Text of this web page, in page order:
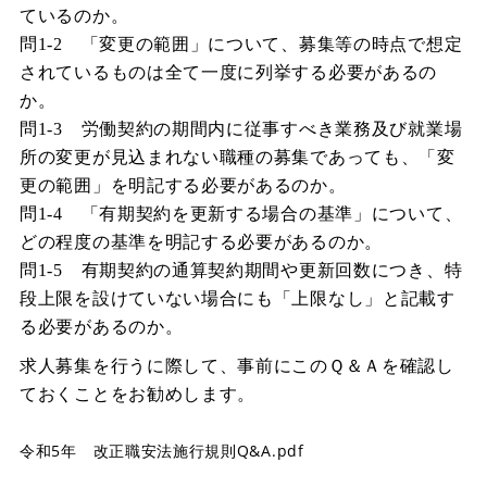
ているのか。
問1-2 「変更の範囲」について、募集等の時点で想定
されているものは全て一度に列挙する必要があるの
か。
問1-3 労働契約の期間内に従事すべき業務及び就業場
所の変更が見込まれない職種の募集であっても、「変
更の範囲」を明記する必要があるのか。
問1-4 「有期契約を更新する場合の基準」について、
どの程度の基準を明記する必要があるのか。
問1-5 有期契約の通算契約期間や更新回数につき、特
段上限を設けていない場合にも「上限なし」と記載す
る必要があるのか。
求人募集を行うに際して、事前にこのＱ＆Ａを確認し
ておくことをお勧めします。
令和5年 改正職安法施行規則Q&A.pdf